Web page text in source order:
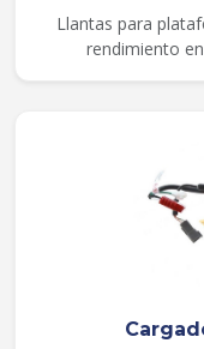
Llantas para
rendimiento